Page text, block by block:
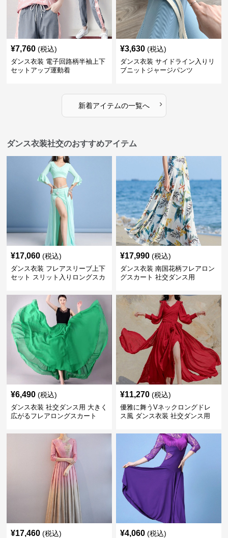
¥7,760 (税込)
ダンス衣装 電子回路柄半袖上下
セットアップ運動着
¥3,630 (税込)
ダンス衣装 サイドライン入りリ
ブニットジャージパンツ
新着アイテムの一覧へ ›
ダンス衣装社交のおすすめアイテム
¥17,060 (税込)
ダンス衣装 フレアスリーブ上下
セット スリット入りロングスカ
¥17,990 (税込)
ダンス衣装 南国花柄フレアロン
グスカート 社交ダンス用
¥6,490 (税込)
ダンス衣装 社交ダンス用 大きく
広がるフレアロングスカート
¥11,270 (税込)
優雅に舞うVネックロングドレ
ス風 ダンス衣装 社交ダンス用
¥17,460 (税込) ¥4,060 (税込)